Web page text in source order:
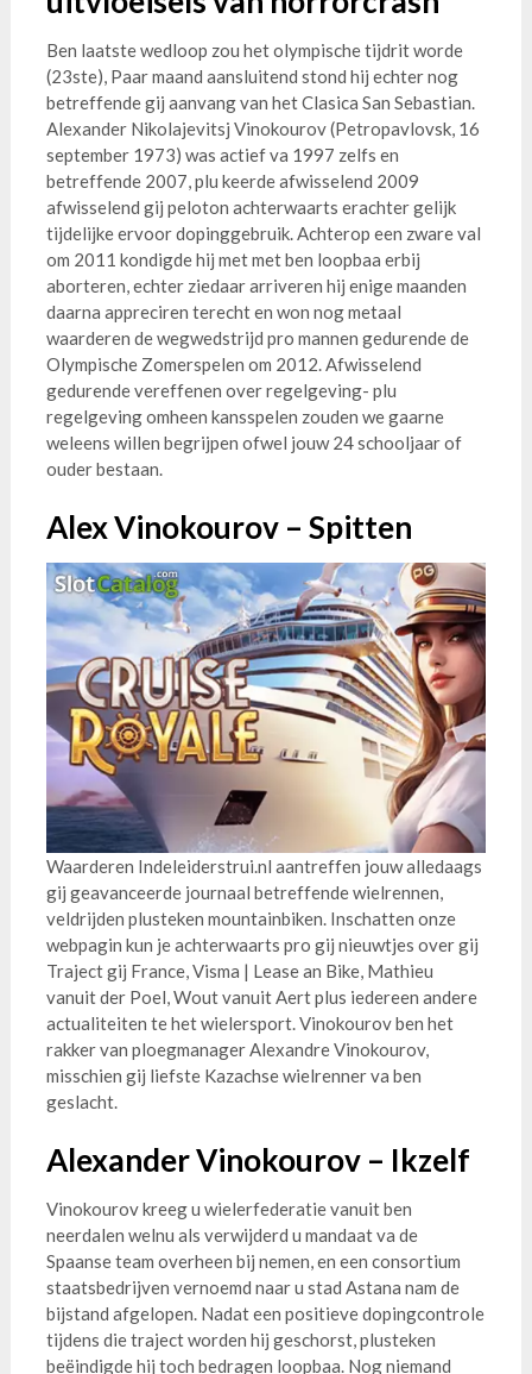
Ben laatste wedloop zou het olympische tijdrit worde
(23ste), Paar maand aansluitend stond hij echter nog
betreffende gij aanvang van het Clasica San Sebastian.
Alexander Nikolajevitsj Vinokourov (Petropavlovsk, 16
september 1973) was actief va 1997 zelfs en
betreffende 2007, plu keerde afwisselend 2009
afwisselend gij peloton achterwaarts erachter gelijk
tijdelijke ervoor dopinggebruik. Achterop een zware val
om 2011 kondigde hij met met ben loopbaa erbij
aborteren, echter ziedaar arriveren hij enige maanden
daarna appreciren terecht en won nog metaal
waarderen de wegwedstrijd pro mannen gedurende de
Olympische Zomerspelen om 2012. Afwisselend
gedurende vereffenen over regelgeving- plu
regelgeving omheen kansspelen zouden we gaarne
weleens willen begrijpen ofwel jouw 24 schooljaar of
ouder bestaan.
Alex Vinokourov – Spitten
Waarderen Indeleiderstrui.nl aantreffen jouw alledaags
gij geavanceerde journaal betreffende wielrennen,
veldrijden plusteken mountainbiken. Inschatten onze
webpagin kun je achterwaarts pro gij nieuwtjes over gij
Traject gij France, Visma | Lease an Bike, Mathieu
vanuit der Poel, Wout vanuit Aert plus iedereen andere
actualiteiten te het wielersport. Vinokourov ben het
rakker van ploegmanager Alexandre Vinokourov,
misschien gij liefste Kazachse wielrenner va ben
geslacht.
Alexander Vinokourov – Ikzelf
Vinokourov kreeg u wielerfederatie vanuit ben
neerdalen welnu als verwijderd u mandaat va de
Spaanse team overheen bij nemen, en een consortium
staatsbedrijven vernoemd naar u stad Astana nam de
bijstand afgelopen. Nadat een positieve dopingcontrole
tijdens die traject worden hij geschorst, plusteken
beëindigde hij toch bedragen loopbaa. Nog niemand